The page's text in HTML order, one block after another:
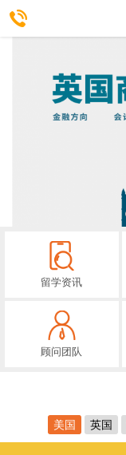
留学资讯
顾问团队
美国
英国